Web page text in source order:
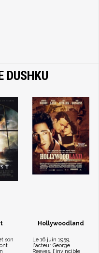
DUSHKU
son
Hollywoodland
Le 16 juin 1959,
l'acteur George
Reeves, l'invincible